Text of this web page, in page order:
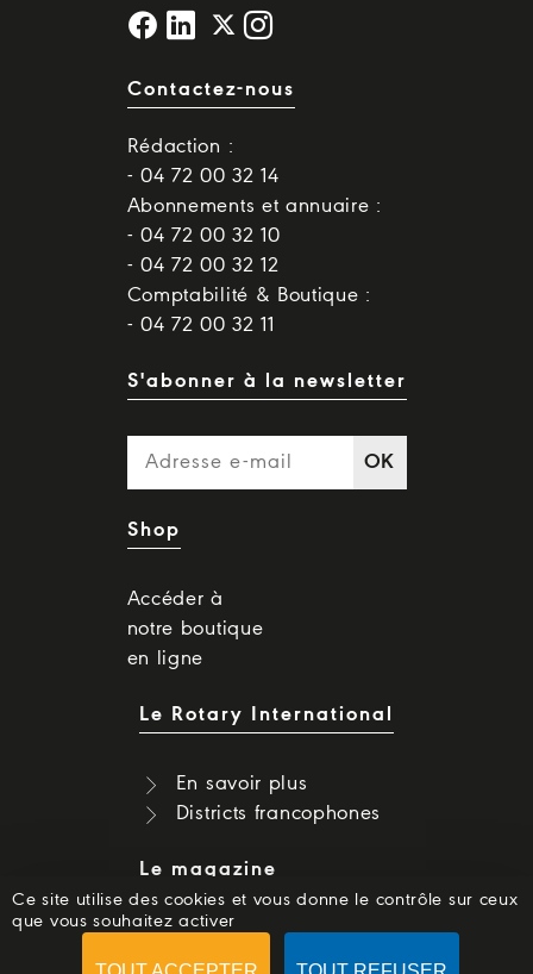
Contactez-nous
Rédaction :
- 04 72 00 32 14
Abonnements et annuaire :
- 04 72 00 32 10
- 04 72 00 32 12
Comptabilité & Boutique :
- 04 72 00 32 11
S'abonner à la newsletter
OK
Shop
Accéder à
notre boutique
en ligne
Le Rotary International
En savoir plus
Districts francophones
Le magazine
Dernier numéro
Numéros précédents
Ce site utilise des cookies et vous donne le contrôle sur ceux
que vous souhaitez activer